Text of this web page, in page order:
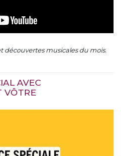
découvertes musicales du mois.
AVEC
VÔTRE